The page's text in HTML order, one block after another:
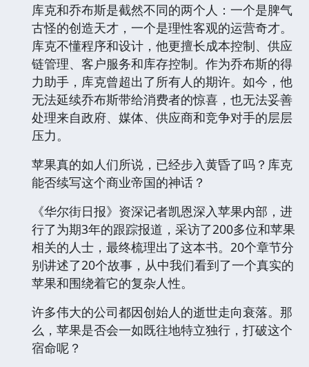
库克和乔布斯是截然不同的两个人：一个是脾气
古怪的创造天才，一个是理性客观的运营奇才。
库克不懂程序和设计，他更擅长成本控制、供应
链管理、客户服务和库存控制。作为乔布斯的得
力助手，库克曾超出了所有人的期许。如今，他
无法延续乔布斯带给消费者的惊喜，也无法妥善
处理来自政府、媒体、供应商和竞争对手的层层
压力。
苹果真的如人们所说，已经步入黄昏了吗？库克
能否续写这个商业帝国的神话？
《华尔街日报》资深记者凯恩深入苹果内部，进
行了为期3年的跟踪报道，采访了200多位和苹果
相关的人士，最终梳理出了这本书。20个章节分
别讲述了20个故事，从中我们看到了一个真实的
苹果和围绕着它的复杂人性。
许多伟大的公司都因创始人的逝世走向衰落。那
么，苹果是否会一如既往地特立独行，打破这个
宿命呢？